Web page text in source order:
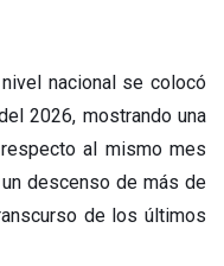
nacional se colocó
2026, mostrando una
al mismo mes
descenso de más de
de los últimos